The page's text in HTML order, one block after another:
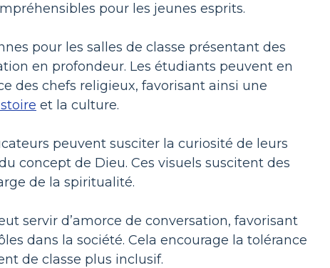
pour les jeunes esprits.
pour les salles de classe présentant des
en profondeur. Les étudiants peuvent en
des chefs religieux, favorisant ainsi une
et la culture.
peuvent susciter la curiosité de leurs
concept de Dieu. Ces visuels suscitent des
de la spiritualité.
servir d’amorce de conversation, favorisant
dans la société. Cela encourage la tolérance
de classe plus inclusif.